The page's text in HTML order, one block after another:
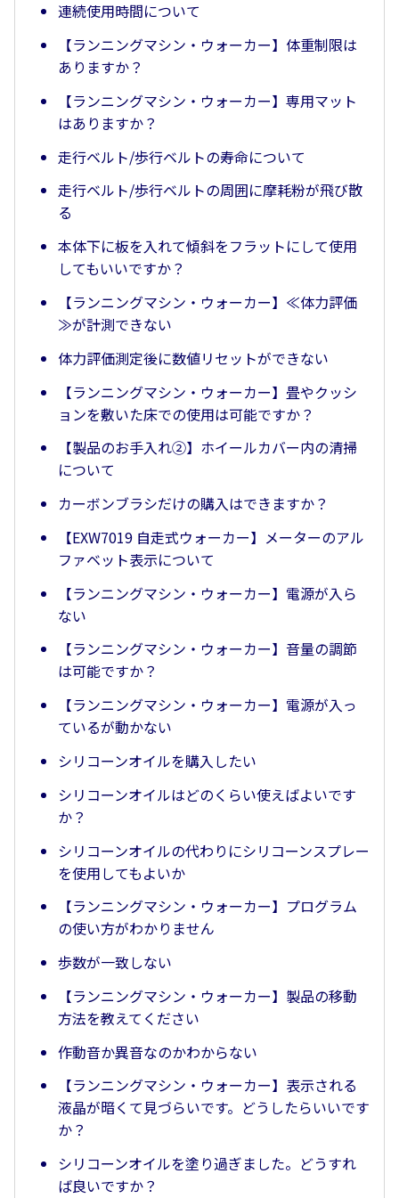
連続使用時間について
【ランニングマシン・ウォーカー】体重制限は
ありますか？
【ランニングマシン・ウォーカー】専用マット
はありますか？
走行ベルト/歩行ベルトの寿命について
走行ベルト/歩行ベルトの周囲に摩耗粉が飛び散
る
本体下に板を入れて傾斜をフラットにして使用
してもいいですか？
【ランニングマシン・ウォーカー】≪体力評価
≫が計測できない
体力評価測定後に数値リセットができない
【ランニングマシン・ウォーカー】畳やクッシ
ョンを敷いた床での使用は可能ですか？
【製品のお手入れ②】ホイールカバー内の清掃
について
カーボンブラシだけの購入はできますか？
【EXW7019 自走式ウォーカー】メーターのアル
ファベット表示について
【ランニングマシン・ウォーカー】電源が入ら
ない
【ランニングマシン・ウォーカー】音量の調節
は可能ですか？
【ランニングマシン・ウォーカー】電源が入っ
ているが動かない
シリコーンオイルを購入したい
シリコーンオイルはどのくらい使えばよいです
か？
シリコーンオイルの代わりにシリコーンスプレー
を使用してもよいか
【ランニングマシン・ウォーカー】プログラム
の使い方がわかりません
歩数が一致しない
【ランニングマシン・ウォーカー】製品の移動
方法を教えてください
作動音か異音なのかわからない
【ランニングマシン・ウォーカー】表示される
液晶が暗くて見づらいです。どうしたらいいです
か？
シリコーンオイルを塗り過ぎました。どうすれ
ば良いですか？